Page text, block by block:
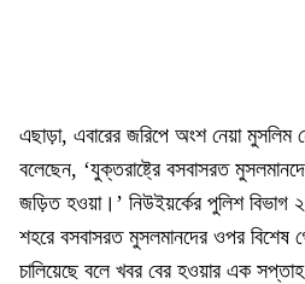
এছাড়া, এবারের জরিপে অংশ নেয়া
বলেছেন, ‘যুক্তরাষ্ট্রে বসবাসরত
জড়িত হওয়া।’ নিউইয়র্কের পুলিশ বিভাগ
শহরে বসবাসরত মুসলমানদের ওপর বিশেষ
চালিয়েছে বলে খবর বের হওয়ার এক